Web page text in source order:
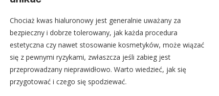
Chociaż kwas hialuronowy jest generalnie uważany za
bezpieczny i dobrze tolerowany, jak każda procedura
estetyczna czy nawet stosowanie kosmetyków, może wiązać
się z pewnymi ryzykami, zwłaszcza jeśli zabieg jest
przeprowadzany nieprawidłowo. Warto wiedzieć, jak się
przygotować i czego się spodziewać.